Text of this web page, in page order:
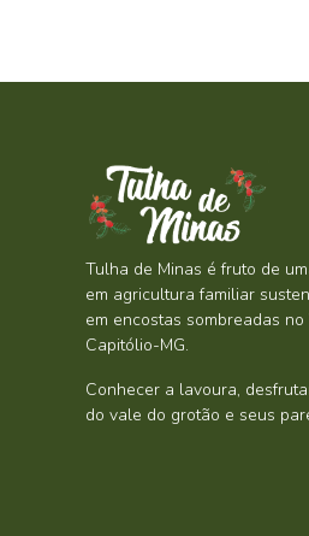
Tulha de Minas é fruto de
em agricultura familiar
em encostas sombreadas
Capitólio-MG.
Conhecer a lavoura,
do vale do grotão e seus